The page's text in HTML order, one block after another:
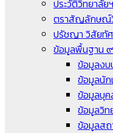
ประวัติวิทยาลัยฯ
ตราสัญลักษณ์
ปรัชญา วิสัยทั
ข้อมูลพื้นฐาน ๙
ข้อมูลง
ข้อมูลนัก
ข้อมูลบุค
ข้อมูลวิท
ข้อมูลสถ